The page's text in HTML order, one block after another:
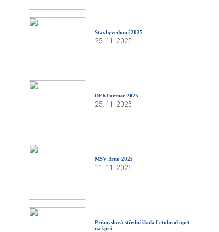
Stavbyvedoucí 2025
25. 11. 2025
DEKPartner 2025
25. 11. 2025
MSV Brno 2025
11. 11. 2025
Průmyslová střední škola Letohrad opět
na špici